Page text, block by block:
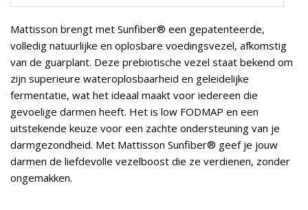
Mattisson brengt met Sunfiber® een gepatenteerde,
volledig natuurlijke en oplosbare voedingsvezel, afkomstig
van de guarplant. Deze prebiotische vezel staat bekend om
zijn superieure wateroplosbaarheid en geleidelijke
fermentatie, wat het ideaal maakt voor iedereen die
gevoelige darmen heeft. Het is low FODMAP en een
uitstekende keuze voor een zachte ondersteuning van je
darmgezondheid. Met Mattisson Sunfiber® geef je jouw
darmen de liefdevolle vezelboost die ze verdienen, zonder
ongemakken.